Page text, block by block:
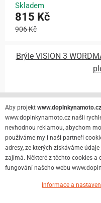
Skladem
815 Kč
906 Kč
Brýle VISION 3
Aby projekt www.doplnkynamoto.cz
www.doplnkynamoto.cz našli
nevhodnou reklamou, abychom
používáme my i naši partneři
adresy, ze kterých získáváme
zajímá. Některé z těchto cookies
fungování našeho webu
Informace a